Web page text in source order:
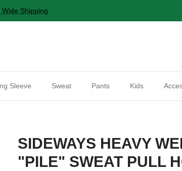
Shipping
Sleeve Sweat Pants Kids
SIDEWAYS HEAVY
"PILE" SWEAT PULL